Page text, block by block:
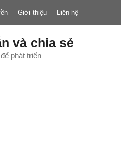
Giới thiệu Liên hệ
và chia sẻ
phát triển